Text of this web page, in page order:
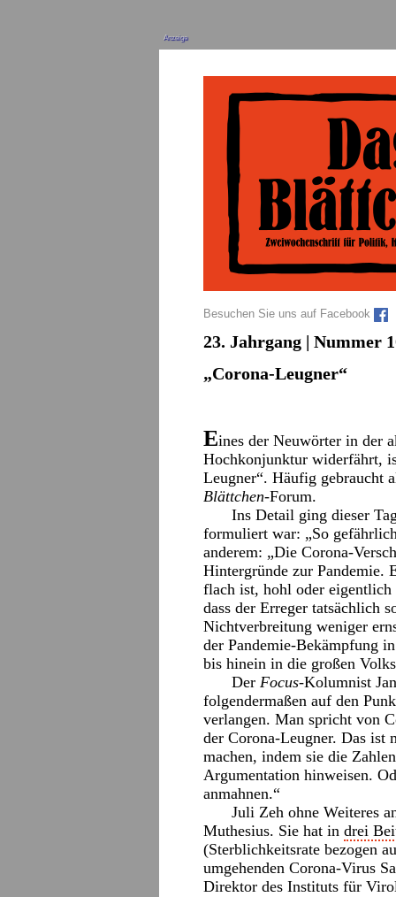
Anzeige
Besuchen Sie uns auf Facebook
23. Jahrgang | Nummer
„Corona-Leugner“
Eines der Neuwörter in der
Hochkonjunktur widerfährt,
Leugner“. Häufig gebraucht
Blättchen-Forum.
Ins Detail ging dieser
formuliert war: „So
anderem: „Die Corona-
Hintergründe zur Pandemie.
flach ist, hohl oder
dass der Erreger tatsächlich
Nichtverbreitung weniger
der Pandemie-Bekämpfung
bis hinein in die großen
Der Focus-Kolumnist
folgendermaßen auf den
verlangen. Man spricht von
der Corona-Leugner. Das
machen, indem sie die
Argumentation hinweisen.
anmahnen.“
Juli Zeh ohne Weiteres
Muthesius. Sie hat in drei
(Sterblichkeitsrate bezogen
umgehenden Corona-Virus
Direktor des Instituts für